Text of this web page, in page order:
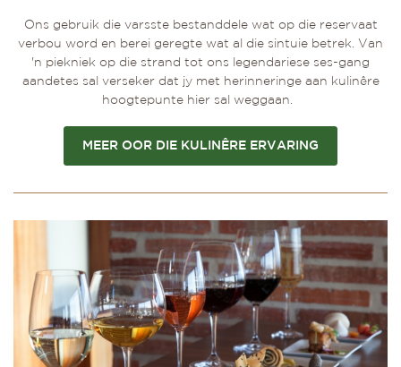
Ons gebruik die varsste bestanddele wat op die reservaat
verbou word en berei geregte wat al die sintuie betrek. Van
'n piekniek op die strand tot ons legendariese ses-gang
aandetes sal verseker dat jy met herinneringe aan kulinêre
hoogtepunte hier sal weggaan.
MEER OOR DIE KULINÊRE ERVARING